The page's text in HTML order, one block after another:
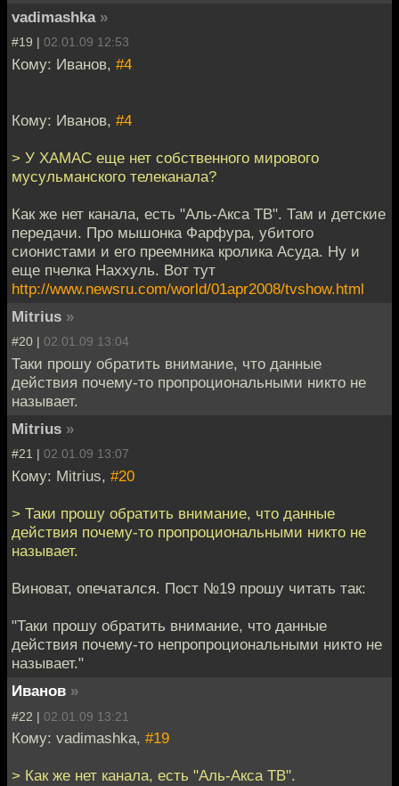
vadimashka »
#19 | 02.01.09 12:53
Кому: Иванов, #4
Кому: Иванов, #4
> У ХАМАС еще нет собственного мирового
мусульманского телеканала?
Как же нет канала, есть "Аль-Акса ТВ". Там и детские
передачи. Про мышонка Фарфура, убитого
сионистами и его преемника кролика Асуда. Ну и
еще пчелка Наххуль. Вот тут
http://www.newsru.com/world/01apr2008/tvshow.html
Mitrius »
#20 | 02.01.09 13:04
Таки прошу обратить внимание, что данные
действия почему-то пропроциональными никто не
называет.
Mitrius »
#21 | 02.01.09 13:07
Кому: Mitrius, #20
> Таки прошу обратить внимание, что данные
действия почему-то пропроциональными никто не
называет.
Виноват, опечатался. Пост №19 прошу читать так:
"Таки прошу обратить внимание, что данные
действия почему-то непропроциональными никто не
называет."
Иванов »
#22 | 02.01.09 13:21
Кому: vadimashka, #19
> Как же нет канала, есть "Аль-Акса ТВ".